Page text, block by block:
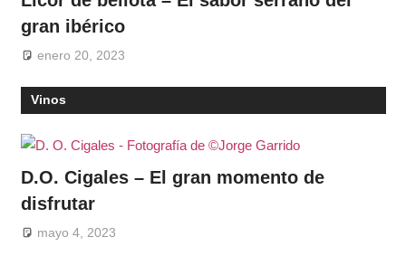
gran ibérico
enero 20, 2023
Vinos
D.O. Cigales – El gran momento de
disfrutar
mayo 4, 2023